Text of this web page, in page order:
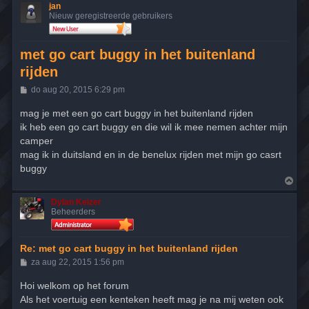
jan
Nieuw geregistreerde gebruikers
met go cart buggy in het buitenland
rijden
B
i
c
h
t
do aug 20, 2015 6:29 pm
mag je met een go cart buggy in het buitenland rijden
ik heb een go cart buggy en die wil ik mee nemen achter mijn
camper
mag ik in duitsland en in de benelux rijden met mijn go casrt
buggy
m
Dylan Keizer
Beheerders
Re: met go cart buggy in het buitenland rijden
B
i
c
za aug 22, 2015 1:56 pm
Hoi welkom op het forum
Als het voertuig een kenteken heeft mag je na mij weten ook